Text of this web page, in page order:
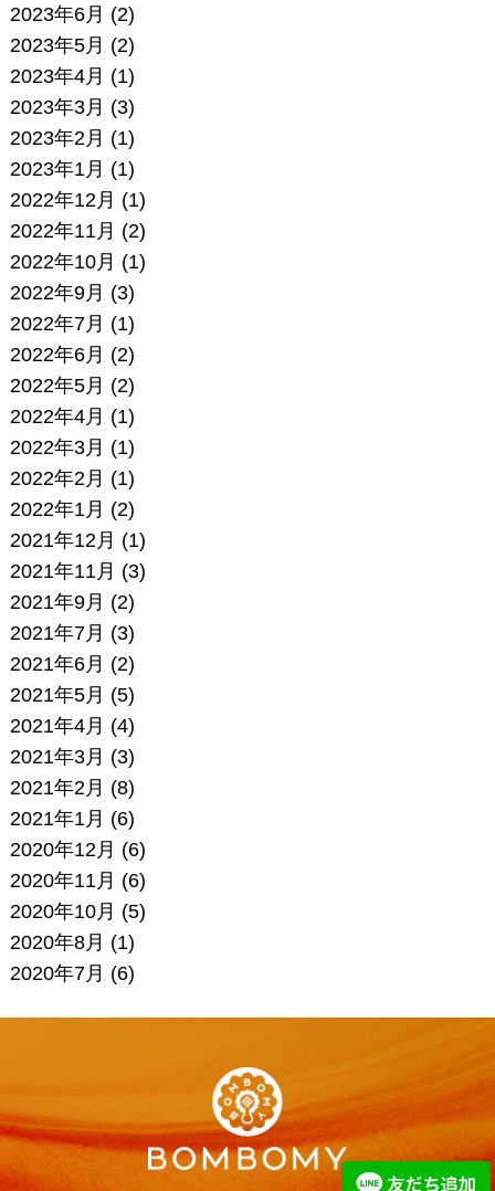
2023年6月 (2)
2023年5月 (2)
2023年4月 (1)
2023年3月 (3)
2023年2月 (1)
2023年1月 (1)
2022年12月 (1)
2022年11月 (2)
2022年10月 (1)
2022年9月 (3)
2022年7月 (1)
2022年6月 (2)
2022年5月 (2)
2022年4月 (1)
2022年3月 (1)
2022年2月 (1)
2022年1月 (2)
2021年12月 (1)
2021年11月 (3)
2021年9月 (2)
2021年7月 (3)
2021年6月 (2)
2021年5月 (5)
2021年4月 (4)
2021年3月 (3)
2021年2月 (8)
2021年1月 (6)
2020年12月 (6)
2020年11月 (6)
2020年10月 (5)
2020年8月 (1)
2020年7月 (6)